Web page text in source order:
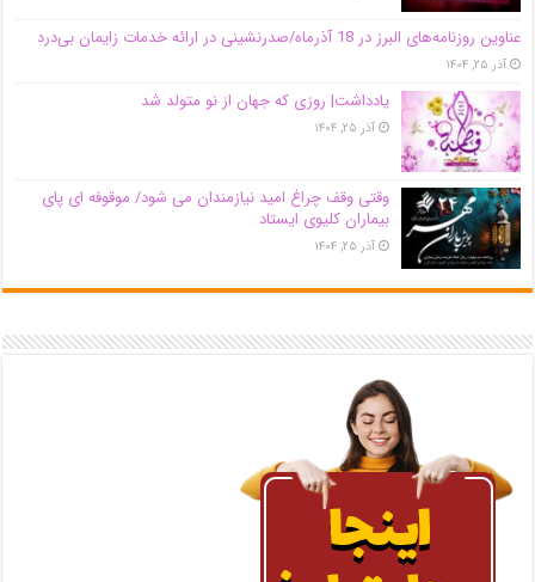
عناوین روزنامه‌های البرز در ‌18 آذرماه/صدرنشینی در ارائه خدمات زایمان بی‌درد
آذر ۲۵, ۱۴۰۴
یادداشت| روزی که جهان از نو متولد شد
آذر ۲۵, ۱۴۰۴
وقتی وقف چراغ امید نیازمندان می شود/ موقوفه ای پای
بیماران کلیوی ایستاد
آذر ۲۵, ۱۴۰۴